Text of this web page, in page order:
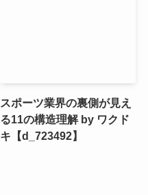
スポーツ業界の裏側が見え
る11の構造理解 by ワクド
キ【d_723492】